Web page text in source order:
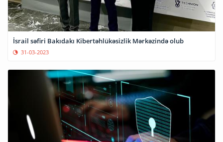
İsrail səfiri Bakıdakı Kibertəhlükəsizlik Mərkəzində olub
31-03-2023